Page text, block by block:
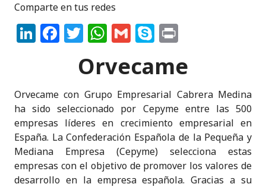
Comparte en tus redes
Li
e
dI
n
F
e
b
o
o
k
T
w
it
te
r
W
a
ts
A
p
p
G
ai
l
S
y
p
e
n
t
Orvecame
Orvecame con Grupo Empresarial Cabrera Medina
ha sido seleccionado por Cepyme entre las 500
empresas líderes en crecimiento empresarial en
España. La Confederación Española de la Pequeña y
Mediana Empresa (Cepyme) selecciona estas
empresas con el objetivo de promover los valores de
desarrollo en la empresa española. Gracias a su